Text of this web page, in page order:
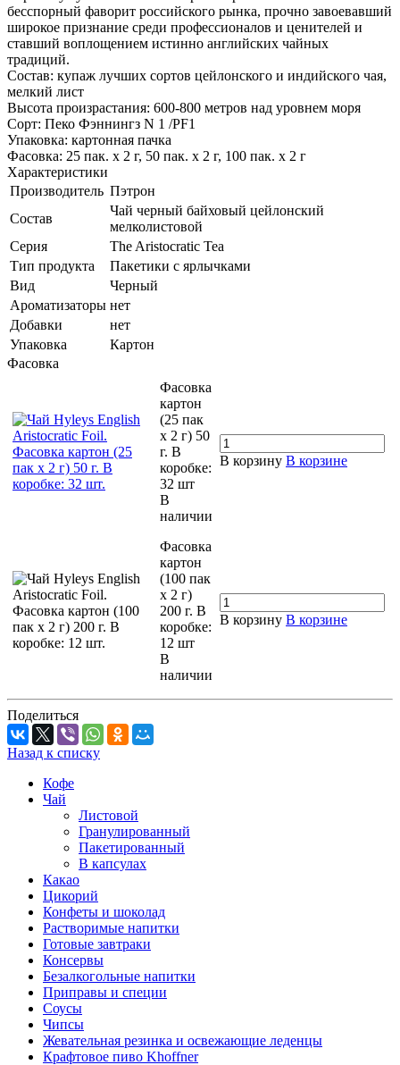
бесспорный фаворит российского рынка, прочно завоевавший
широкое признание среди профессионалов и ценителей и
ставший воплощением истинно английских чайных
традиций.
Состав: купаж лучших сортов цейлонского и индийского чая,
мелкий лист
Высота произрастания: 600-800 метров над уровнем моря
Сорт: Пеко Фэннингз N 1 /PF1
Упаковка: картонная пачка
Фасовка: 25 пак. х 2 г, 50 пак. х 2 г, 100 пак. х 2 г
Характеристики
Производитель Пэтрон
Состав
Чай черный байховый цейлонский
мелколистовой
Серия
The Aristocratic Tea
Тип продукта
Пакетики с ярлычками
Вид
Черный
Ароматизаторы нет
Добавки
нет
Упаковка
Картон
Фасовка
Фасовка
картон
(25 пак
х 2 г) 50
г. В
коробке:
32 шт
В
наличии
В корзину В корзине
Фасовка
картон
(100 пак
х 2 г)
200 г. В
коробке:
12 шт
В
наличии
В корзину В корзине
Поделиться
Назад к списку
Кофе
Чай
Листовой
Гранулированный
Пакетированный
В капсулах
Какао
Цикорий
Конфеты и шоколад
Растворимые напитки
Готовые завтраки
Консервы
Безалкогольные напитки
Приправы и специи
Соусы
Чипсы
Жевательная резинка и освежающие леденцы
Крафтовое пиво Khoffner